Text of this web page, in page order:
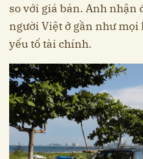
so với giá bán. Anh nhận
người Việt ở gần như mọi
yếu tố tài chính.